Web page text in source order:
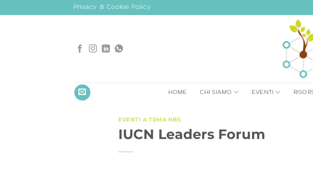
Privacy & Cookie Policy
HOME CHI SIAMO EVENTI
EVENTI A TEMA NBS
IUCN Leaders Forum